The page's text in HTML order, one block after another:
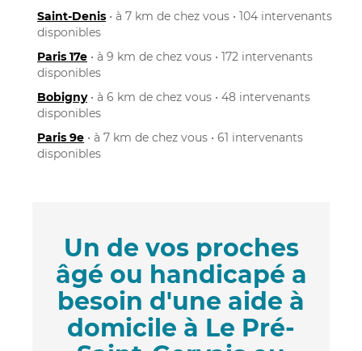
Saint-Denis • à 7 km de chez vous • 104 intervenants
disponibles
Paris 17e • à 9 km de chez vous • 172 intervenants
disponibles
Bobigny• à 6 km de chez vous • 48 intervenants
disponibles
Paris 9e • à 7 km de chez vous • 61 intervenants
disponibles
Un de vos proches
âgé ou handicapé a
besoin d'une aide à
domicile à Le Pré-